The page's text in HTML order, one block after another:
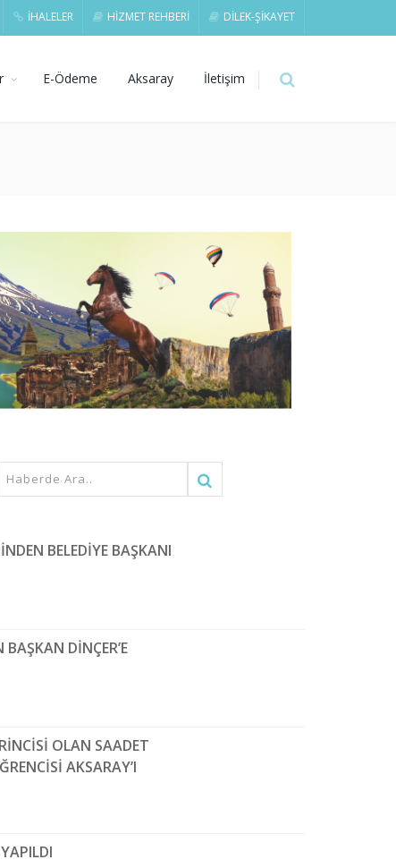
İHALELER HİZMET REHBERİ DİLEK-ŞİKAYET
E-Ödeme Aksaray İletişim
BELEDİYE BAŞKANI
DİNÇER’E
OLAN SAADET
AKSARAY’I